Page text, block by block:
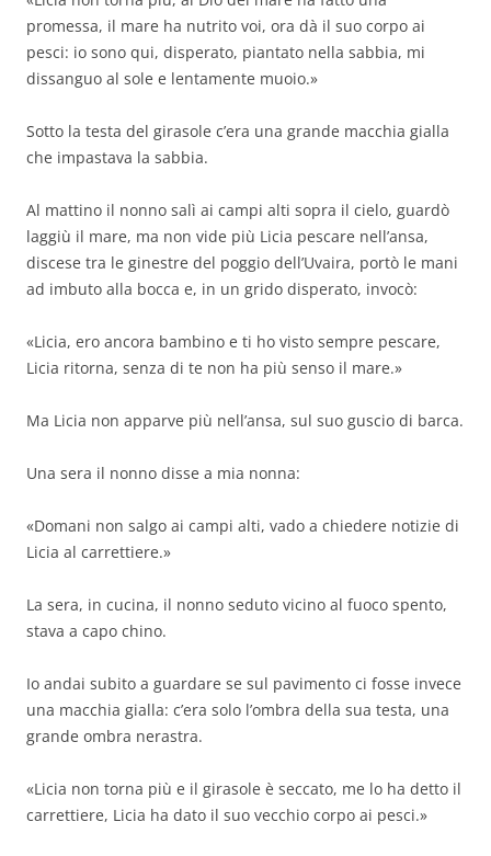
promessa, il mare ha nutrito voi, ora dà il suo corpo ai
pesci: io sono qui, disperato, piantato nella sabbia, mi
dissanguo al sole e lentamente muoio.»
Sotto la testa del girasole c’era una grande macchia gialla
che impastava la sabbia.
Al mattino il nonno salì ai campi alti sopra il cielo, guardò
laggiù il mare, ma non vide più Licia pescare nell’ansa,
discese tra le ginestre del poggio dell’Uvaira, portò le mani
ad imbuto alla bocca e, in un grido disperato, invocò:
«Licia, ero ancora bambino e ti ho visto sempre pescare,
Licia ritorna, senza di te non ha più senso il mare.»
Ma Licia non apparve più nell’ansa, sul suo guscio di barca.
Una sera il nonno disse a mia nonna:
«Domani non salgo ai campi alti, vado a chiedere notizie di
Licia al carrettiere.»
La sera, in cucina, il nonno seduto vicino al fuoco spento,
stava a capo chino.
Io andai subito a guardare se sul pavimento ci fosse invece
una macchia gialla: c’era solo l’ombra della sua testa, una
grande ombra nerastra.
«Licia non torna più e il girasole è seccato, me lo ha detto il
carrettiere, Licia ha dato il suo vecchio corpo ai pesci.»